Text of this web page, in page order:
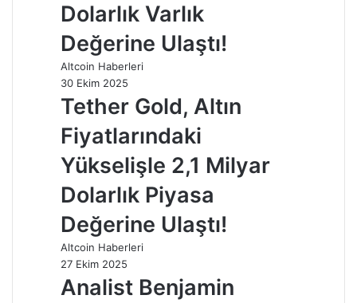
Dolarlık Varlık
Değerine Ulaştı!
Altcoin Haberleri
30 Ekim 2025
Tether Gold, Altın
Fiyatlarındaki
Yükselişle 2,1 Milyar
Dolarlık Piyasa
Değerine Ulaştı!
Altcoin Haberleri
27 Ekim 2025
Analist Benjamin